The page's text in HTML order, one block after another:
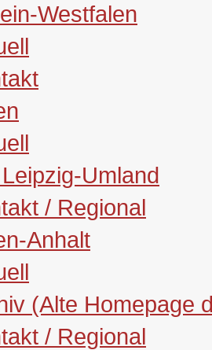
Westfalen
Umland
/ Regional
Anhalt
(Alte Homepage
/ Regional